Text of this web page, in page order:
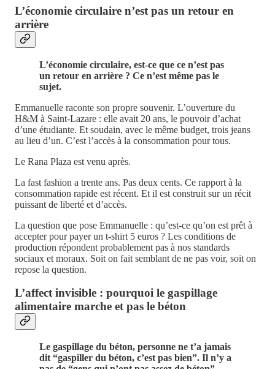
L’économie circulaire n’est pas un retour en
arrière
L’économie circulaire, est-ce que ce n’est pas
un retour en arrière ? Ce n’est même pas le
sujet.
Emmanuelle raconte son propre souvenir. L’ouverture du
H&M à Saint-Lazare : elle avait 20 ans, le pouvoir d’achat
d’une étudiante. Et soudain, avec le même budget, trois jeans
au lieu d’un. C’est l’accès à la consommation pour tous.
Le Rana Plaza est venu après.
La fast fashion a trente ans. Pas deux cents. Ce rapport à la
consommation rapide est récent. Et il est construit sur un récit
puissant de liberté et d’accès.
La question que pose Emmanuelle : qu’est-ce qu’on est prêt à
accepter pour payer un t-shirt 5 euros ? Les conditions de
production répondent probablement pas à nos standards
sociaux et moraux. Soit on fait semblant de ne pas voir, soit on
repose la question.
L’affect invisible : pourquoi le gaspillage
alimentaire marche et pas le béton
Le gaspillage du béton, personne ne t’a jamais
dit “gaspiller du béton, c’est pas bien”. Il n’y a